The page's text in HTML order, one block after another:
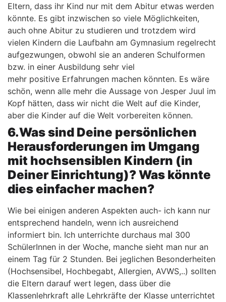
Eltern, dass ihr Kind nur mit dem Abitur etwas werden
könnte. Es gibt inzwischen so viele Möglichkeiten,
auch ohne Abitur zu studieren und trotzdem wird
vielen Kindern die Laufbahn am Gymnasium regelrecht
aufgezwungen, obwohl sie an anderen Schulformen
bzw. in einer Ausbildung sehr viel
mehr positive Erfahrungen machen könnten. Es wäre
schön, wenn alle mehr die Aussage von Jesper Juul im
Kopf hätten, dass wir nicht die Welt auf die Kinder,
aber die Kinder auf die Welt vorbereiten können.
6.Was sind Deine persönlichen
Herausforderungen im Umgang
mit hochsensiblen Kindern (in
Deiner Einrichtung)? Was könnte
dies einfacher machen?
Wie bei einigen anderen Aspekten auch- ich kann nur
entsprechend handeln, wenn ich ausreichend
informiert bin. Ich unterrichte durchaus mal 300
SchülerInnen in der Woche, manche sieht man nur an
einem Tag für 2 Stunden. Bei jeglichen Besonderheiten
(Hochsensibel, Hochbegabt, Allergien, AVWS,..) sollten
die Eltern darauf wert legen, dass über die
Klassenlehrkraft alle Lehrkräfte der Klasse unterrichtet